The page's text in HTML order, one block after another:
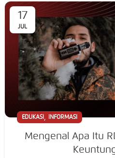
17
JUL
EDUKASI, INFORMASI
Mengenal Apa Itu